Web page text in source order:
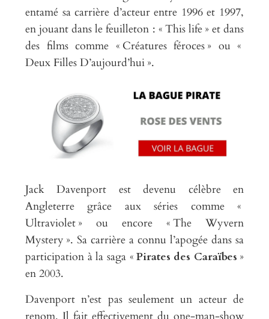
entamé sa carrière d’acteur entre 1996 et 1997,
en jouant dans le feuilleton : « This life » et dans
des films comme « Créatures féroces » ou «
Deux Filles D’aujourd’hui ».
Jack Davenport est devenu célèbre en
Angleterre grâce aux séries comme «
Ultraviolet » ou encore « The Wyvern
Mystery ». Sa carrière a connu l’apogée dans sa
participation à la saga « Pirates des Caraïbes »
en 2003.
Davenport n’est pas seulement un acteur de